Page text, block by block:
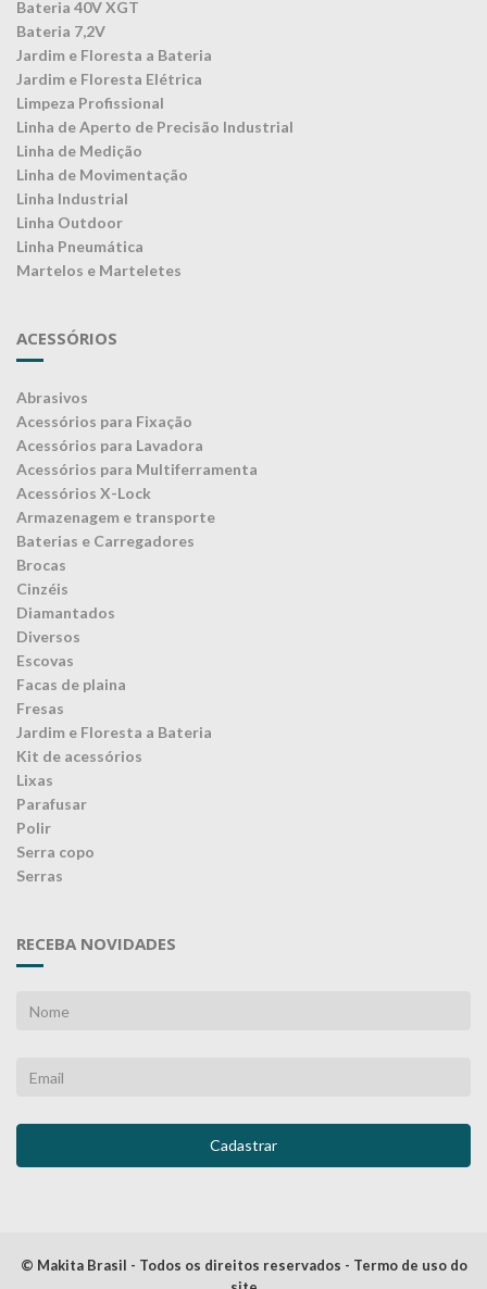
Bateria 40V XGT
Bateria 7,2V
Jardim e Floresta a Bateria
Jardim e Floresta Elétrica
Limpeza Profissional
Linha de Aperto de Precisão Industrial
Linha de Medição
Linha de Movimentação
Linha Industrial
Linha Outdoor
Linha Pneumática
Martelos e Marteletes
ACESSÓRIOS
Abrasivos
Acessórios para Fixação
Acessórios para Lavadora
Acessórios para Multiferramenta
Acessórios X-Lock
Armazenagem e transporte
Baterias e Carregadores
Brocas
Cinzéis
Diamantados
Diversos
Escovas
Facas de plaina
Fresas
Jardim e Floresta a Bateria
Kit de acessórios
Lixas
Parafusar
Polir
Serra copo
Serras
RECEBA NOVIDADES
© Makita Brasil - Todos os direitos reservados - Termo de uso do